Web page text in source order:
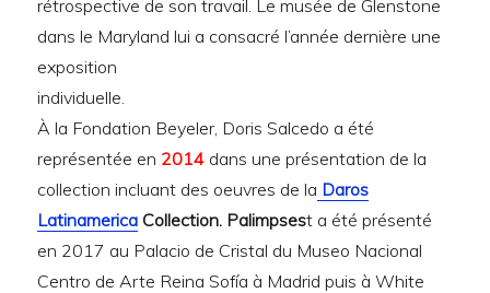
rétrospective de son travail. Le musée de Glenstone
dans le Maryland lui a consacré l’année dernière une
exposition
individuelle.
À la Fondation Beyeler, Doris Salcedo a été
représentée en 2014 dans une présentation de la
collection incluant des oeuvres de la Daros
Latinamerica Collection. Palimpsest a été présenté
en 2017 au Palacio de Cristal du Museo Nacional
Centro de Arte Reina Sofía à Madrid puis à White